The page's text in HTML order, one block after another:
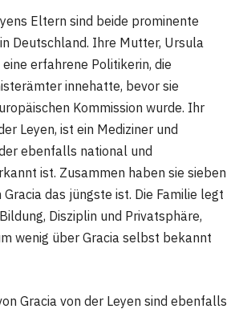
Eltern sind beide prominente
Deutschland. Ihre Mutter, Ursula
erfahrene Politikerin, die
innehatte, bevor sie
Kommission wurde. Ihr
Leyen, ist ein Mediziner und
ebenfalls national und
ist. Zusammen haben sie sieben
Gracia das jüngste ist. Die Familie legt
Disziplin und Privatsphäre,
wenig über Gracia selbst bekannt
Gracia von der Leyen sind ebenfalls